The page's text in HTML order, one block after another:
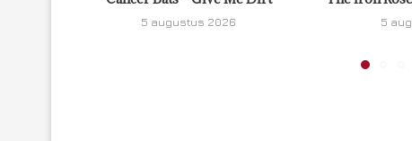
5 augustus 2026 5